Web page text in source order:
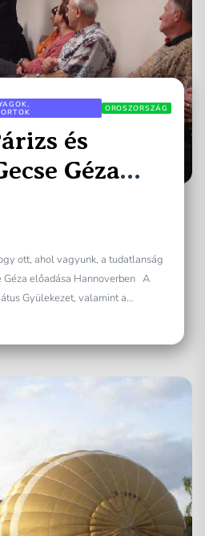
OROSZORSZÁG
és
Géza
ott, ahol vagyunk, a tudatlanság
Géza előadása Hannoverben A
Gyülekezet, valamint a